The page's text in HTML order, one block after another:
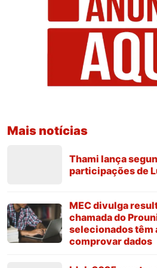
Mais notícias
Thami lança
participações de
MEC divulga
chamada do
selecionados têm
comprovar dados